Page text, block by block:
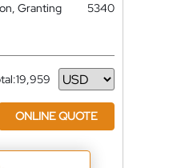
Granting
5340
19,959
ONLINE QUOTE